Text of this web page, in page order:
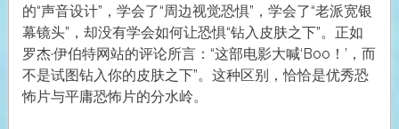
的“声音设计”，学会了“周边视觉恐惧”，学会了“老派宽银
幕镜头”，却没有学会如何让恐惧“钻入皮肤之下”。正如
罗杰·伊伯特网站的评论所言：“这部电影大喊‘Boo！’，而
不是试图钻入你的皮肤之下”。这种区别，恰恰是优秀恐
怖片与平庸恐怖片的分水岭。